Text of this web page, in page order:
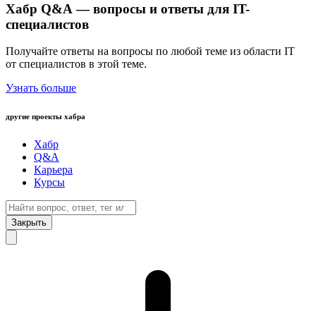
Хабр Q&A — вопросы и ответы для IT-
специалистов
Получайте ответы на вопросы по любой теме из области IT
от специалистов в этой теме.
Узнать больше
другие проекты хабра
Хабр
Q&A
Карьера
Курсы
Закрыть